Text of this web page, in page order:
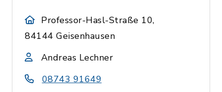
Professor-Hasl-Straße 10,
84144 Geisenhausen
Andreas Lechner
08743 91649